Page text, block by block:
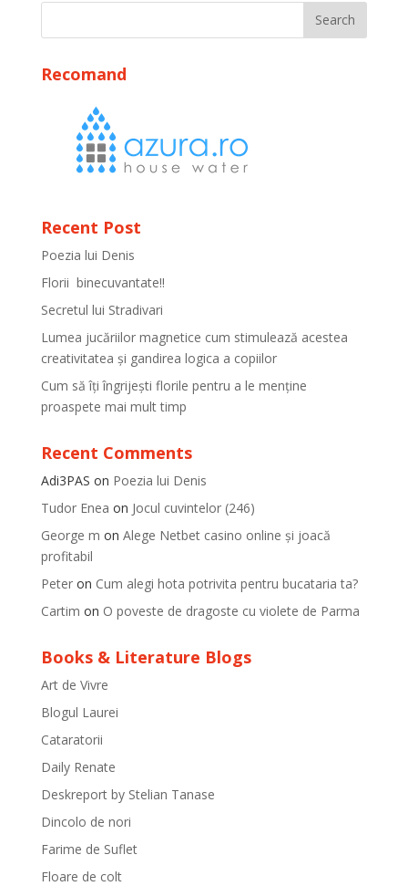
Recomand
Recent Post
Poezia lui Denis
Florii binecuvantate!!
Secretul lui Stradivari
Lumea jucăriilor magnetice cum stimulează acestea
creativitatea și gandirea logica a copiilor
Cum să îți îngrijești florile pentru a le menține
proaspete mai mult timp
Recent Comments
Adi3PAS on Poezia lui Denis
Tudor Enea on Jocul cuvintelor (246)
George m on Alege Netbet casino online și joacă
profitabil
Peteron Cum alegi hota potrivita pentru bucataria ta?
Cartim on O poveste de dragoste cu violete de Parma
Books & Literature Blogs
Art de Vivre
Blogul Laurei
Cataratorii
Daily Renate
Deskreport by Stelian Tanase
Dincolo de nori
Farime de Suflet
Floare de colt